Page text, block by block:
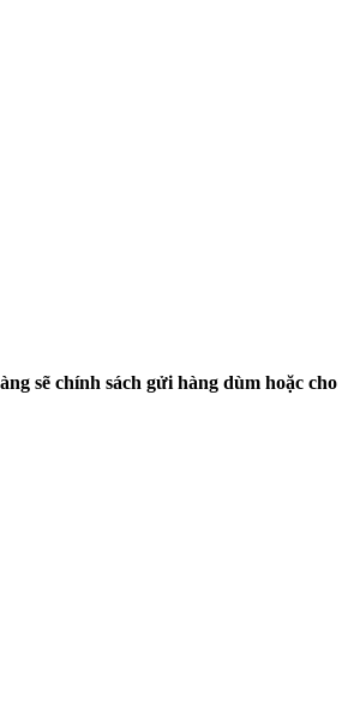
sẽ chính sách gửi hàng dùm hoặc cho